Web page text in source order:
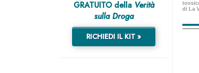
di La
GRATUITO della Verità
sulla Droga
RICHIEDI IL KIT »